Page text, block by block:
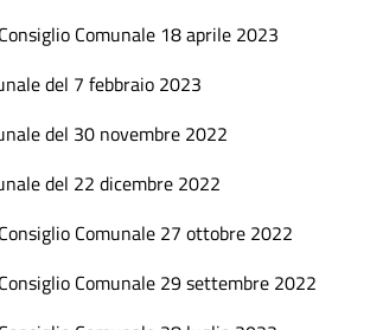
Comunale 18 aprile 2023
del 7 febbraio 2023
del 30 novembre 2022
del 22 dicembre 2022
Comunale 27 ottobre 2022
Comunale 29 settembre 2022